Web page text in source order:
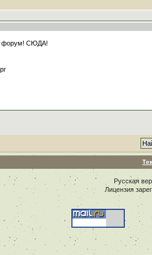
Русская
Лицензия